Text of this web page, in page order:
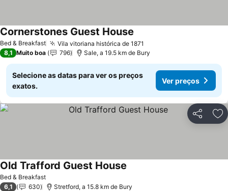
Bed & Breakfast Vila vitoriana histórica de 1871
Cornerstones Guest House
8,1 Muito boa 796 Sale, a 19.5 km de Bury
Selecione as datas para ver os preços
exatos.
Ver preços
Partilhar
Bed & Breakfast
Old Trafford Guest House
6,1 630 Stretford, a 15.8 km de Bury